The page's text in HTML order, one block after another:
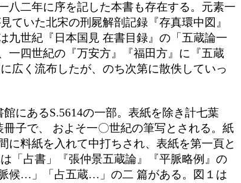
八二年に序を記した本書も存在する。元素一
ていた北宋の刑屍解剖記録『存真環中図』
九世紀『日本国見 在書目録』の「五蔵論一
一四世紀の『万安方』『福田方』に『五蔵
広く流布したが、のち次第に散佚していっ
にあるS.5614の一部。表紙を除き計七葉
子で、 およそ一〇世紀の筆写とされる。紙
に料紙を入れて中打ちされ、表紙を第一頁と
「占書」『張仲景五蔵論』『平脈略例』の
候…」「占五蔵…」の二 篇がある。図１は